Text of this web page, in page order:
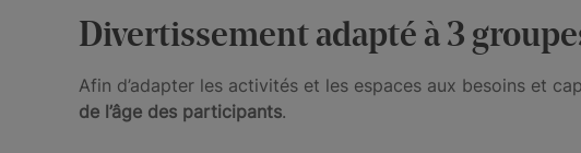
Divertissement adapté à 3
Afin d’adapter les activités et les espaces aux besoins et
de l’âge des participants.